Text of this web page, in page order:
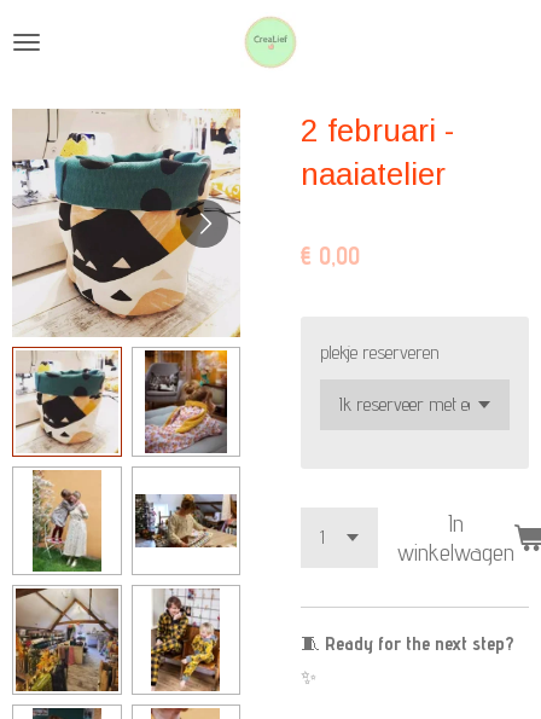
hoofdinhoud
2 februari -
naaiatelier
€ 0,00
plekje reserveren
In
winkelwagen
🧵 Ready for the next step?
✨